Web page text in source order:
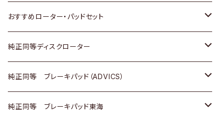
ダイハツ
マツダ
三菱
スバル
いすゞ
ダイハツ
マツダ
三菱
いすゞ
ダイハツ
三菱
日野
スズキ
日産
ダイハツ
マツダ
ホンダ
スズキ
日産
いすゞ
トヨタ
日産
いすゞ
ダイハツ
おすすめローター・パッドセット
トヨタ
ホンダ
スズキ
純正同等ディスクローター
トヨタ
ホンダ
純正同等 ブレーキパッド（ADVICS）
トヨタ
純正同等 ブレーキパッド東海